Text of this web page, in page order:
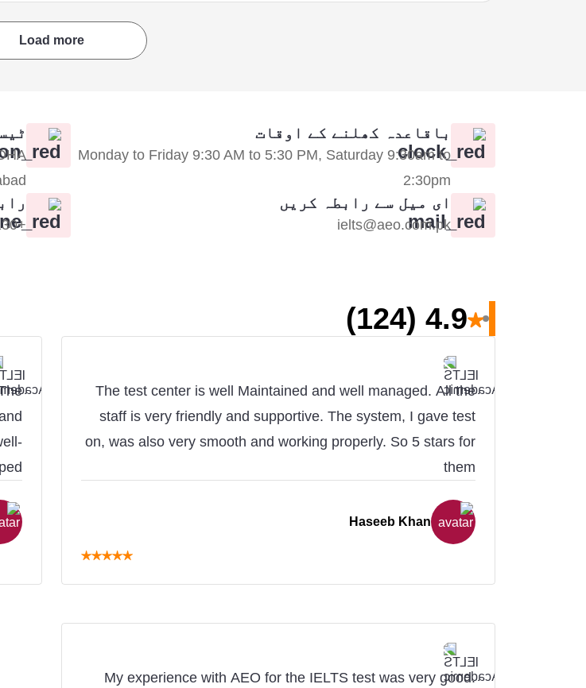
Load more
باقاعدہ کھلنے کے اوقات
Monday to Friday 9:30 AM to 5:30 PM, Saturday 9:30am to
2:30pm
ای میل سے رابطہ کریں
ielts@aeo.com.pk
+923203461130
★
4.9
(124)
The test center is well Maintained and well managed. All the
staff is very friendly and supportive. The system, I gave test
on, was also very smooth and working properly. So 5 stars for
them
Haseeb Khan
★
★
★
★
★
My experience with AEO for the IELTS test was very good.